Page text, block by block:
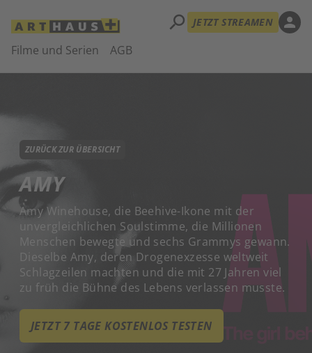
Filme und Serien AGB
search JETZT STREAMEN person
ZURÜCK ZUR ÜBERSICHT
AMY
Amy Winehouse, die Beehive-Ikone mit der
unvergleichlichen Soulstimme, die Millionen
Menschen bewegte und sechs Grammys gewann.
Dieselbe Amy, deren Drogenexzesse weltweit
Schlagzeilen machten und die mit 27 Jahren viel
zu früh die Bühne des Lebens verlassen musste.
JETZT 7 TAGE KOSTENLOS TESTEN